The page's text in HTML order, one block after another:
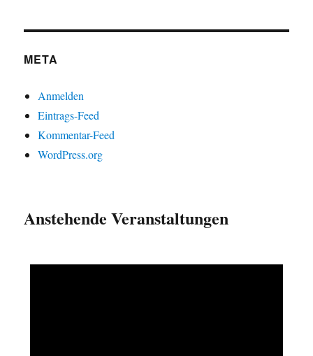
META
Anmelden
Eintrags-Feed
Kommentar-Feed
WordPress.org
Anstehende Veranstaltungen